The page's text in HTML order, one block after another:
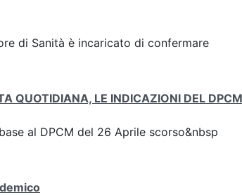
di Sanità è incaricato di confermare
QUOTIDIANA, LE INDICAZIONI DEL DPCM
al DPCM del 26 Aprile scorso&nbsp